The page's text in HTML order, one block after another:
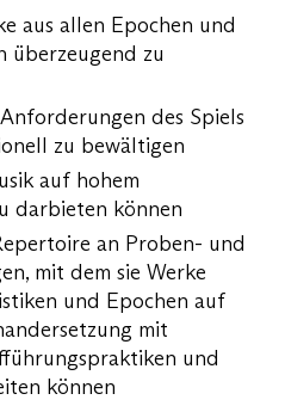
aus allen Epochen und
überzeugend zu
des Spiels
zu bewältigen
auf hohem
darbieten können
an Proben- und
mit dem sie Werke
und Epochen auf
mit
und
können